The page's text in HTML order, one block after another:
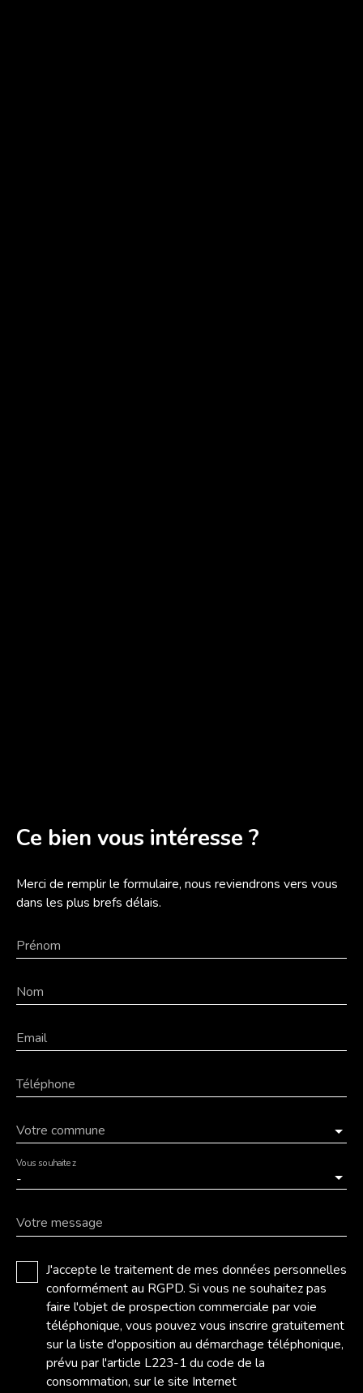
Ce bien vous intéresse ?
Merci de remplir le formulaire, nous reviendrons vers vous
dans les plus brefs délais.
Prénom
Nom
Email
Téléphone
Votre commune
-
Vous souhaitez
Votre message
J'accepte le traitement de mes données personnelles
conformément au RGPD. Si vous ne souhaitez pas
faire l'objet de prospection commerciale par voie
téléphonique, vous pouvez vous inscrire gratuitement
sur la liste d'opposition au démarchage téléphonique,
prévu par l'article L223-1 du code de la
consommation, sur le site Internet